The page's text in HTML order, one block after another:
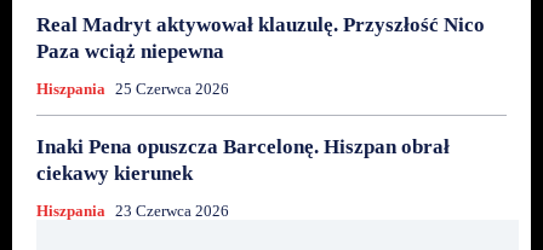
Real Madryt aktywował klauzulę. Przyszłość Nico
Paza wciąż niepewna
Hiszpania 25 Czerwca 2026
Inaki Pena opuszcza Barcelonę. Hiszpan obrał
ciekawy kierunek
Hiszpania 23 Czerwca 2026